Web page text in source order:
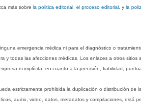
más sobrela politica editorial, el proceso editorial , yla
emergencia médica ni para el diagnóstico o
y todas las afecciones médicas. Los enlaces a otros
ni implícita, en cuanto a la precisión, fiabilidad,
estrictamente prohibida la duplicación o distribución de
audio, video, datos, metadatos y compilaciones, está